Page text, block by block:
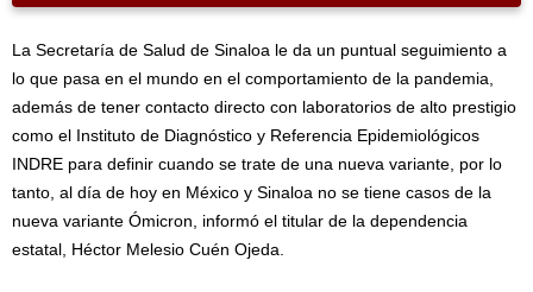
La Secretaría de Salud de Sinaloa le da un puntual seguimiento a
lo que pasa en el mundo en el comportamiento de la pandemia,
además de tener contacto directo con laboratorios de alto prestigio
como el Instituto de Diagnóstico y Referencia Epidemiológicos
INDRE para definir cuando se trate de una nueva variante, por lo
tanto, al día de hoy en México y Sinaloa no se tiene casos de la
nueva variante Ómicron, informó el titular de la dependencia
estatal, Héctor Melesio Cuén Ojeda.